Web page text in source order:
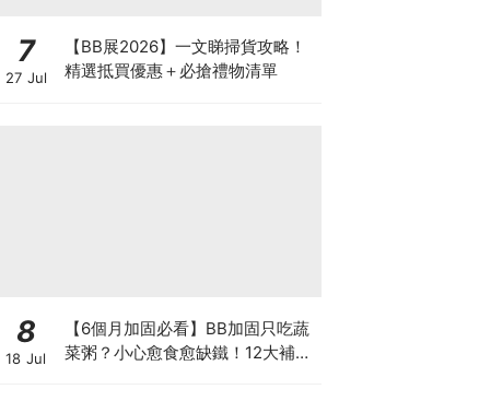
7
27 Jul
【BB展2026】一文睇掃貨攻略！
精選抵買優惠＋必搶禮物清單
8
18 Jul
【6個月加固必看】BB加固只吃蔬
菜粥？小心愈食愈缺鐵！12大補鐵